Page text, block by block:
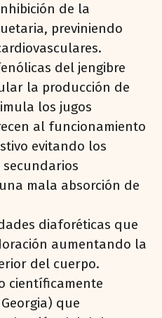
de la
previniendo
del jengibre
la producción de
los jugos
al funcionamiento
evitando los
secundarios
mala absorción de
diaforéticas que
aumentando la
del cuerpo.
científicamente
que